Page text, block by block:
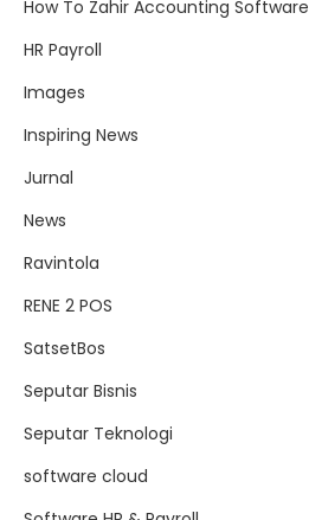
How To Zahir Accounting Software
HR Payroll
Images
Inspiring News
Jurnal
News
Ravintola
RENE 2 POS
SatsetBos
Seputar Bisnis
Seputar Teknologi
software cloud